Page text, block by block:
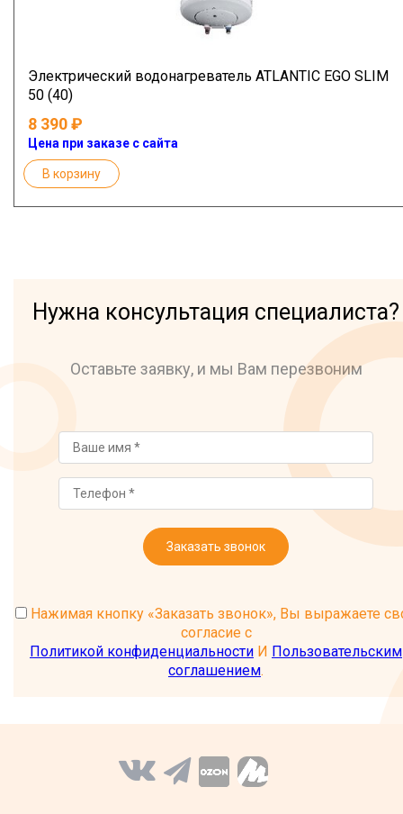
Электрический водонагреватель ATLANTIC EGO SLIM
50 (40)
8 390
Цена при заказе с сайта
В корзину
Нужна консультация специалиста?
Оставьте заявку, и мы Вам перезвоним
Заказать звонок
Нажимая кнопку «Заказать звонок», Вы выражаете
согласие с
Политикой конфиденциальности И Пользовательским
соглашением.